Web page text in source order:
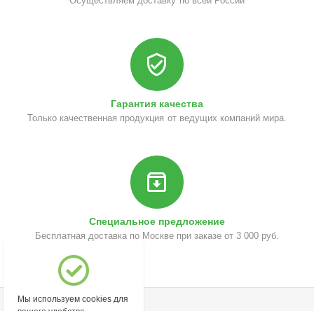
Гарантия качества
Только качественная продукция от ведущих компаний мира.
Специальное предложение
Бесплатная доставка по Москве при заказе от 3 000 руб.
Мы используем cookies для